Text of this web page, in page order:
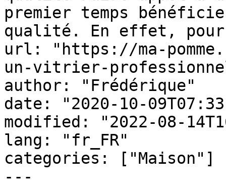
premier temps
qualité. En effet, pour
url: "https://ma-
un-vitrier-
author: "Frédérique"
date: "2020-10-
modified: "2022-08-
lang: "fr_FR"
categories: ["Maison"]
---